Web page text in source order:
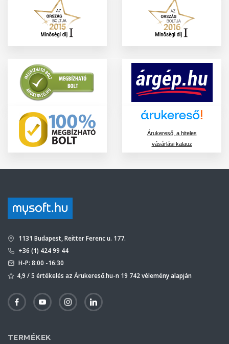
Árukereső, a hiteles
vásárlási kalauz
1131 Budapest, Reitter Ferenc u. 177.
+36 (1) 424 99 44
H-P: 8:00 -16:30
4,9 / 5 értékelés az Árukereső.hu-n 19 742 vélemény alapján
TERMÉKEK